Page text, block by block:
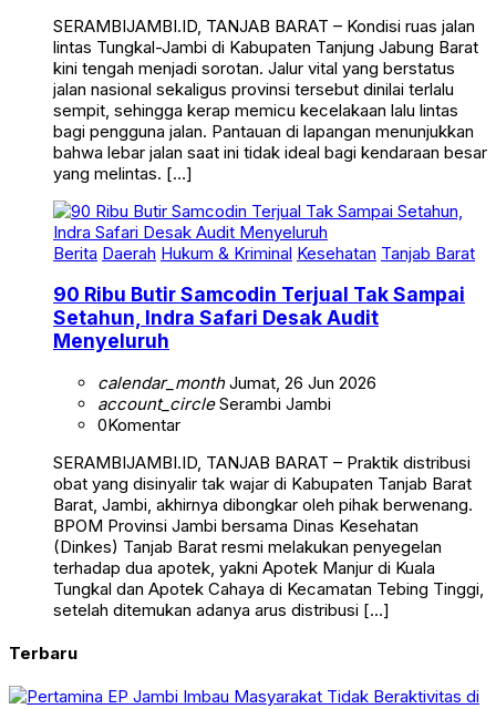
SERAMBIJAMBI.ID, TANJAB BARAT – Kondisi ruas jalan
lintas Tungkal-Jambi di Kabupaten Tanjung Jabung Barat
kini tengah menjadi sorotan. Jalur vital yang berstatus
jalan nasional sekaligus provinsi tersebut dinilai terlalu
sempit, sehingga kerap memicu kecelakaan lalu lintas
bagi pengguna jalan. Pantauan di lapangan menunjukkan
bahwa lebar jalan saat ini tidak ideal bagi kendaraan besar
yang melintas. […]
Berita Daerah Hukum & Kriminal Kesehatan Tanjab Barat
90 Ribu Butir Samcodin Terjual Tak Sampai
Setahun, Indra Safari Desak Audit
Menyeluruh
calendar_monthJumat, 26 Jun 2026
account_circleSerambi Jambi
0Komentar
SERAMBIJAMBI.ID, TANJAB BARAT – Praktik distribusi
obat yang disinyalir tak wajar di Kabupaten Tanjab Barat
Barat, Jambi, akhirnya dibongkar oleh pihak berwenang.
BPOM Provinsi Jambi bersama Dinas Kesehatan
(Dinkes) Tanjab Barat resmi melakukan penyegelan
terhadap dua apotek, yakni Apotek Manjur di Kuala
Tungkal dan Apotek Cahaya di Kecamatan Tebing Tinggi,
setelah ditemukan adanya arus distribusi […]
Terbaru